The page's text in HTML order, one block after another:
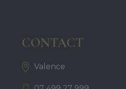
CONTACT
Valence